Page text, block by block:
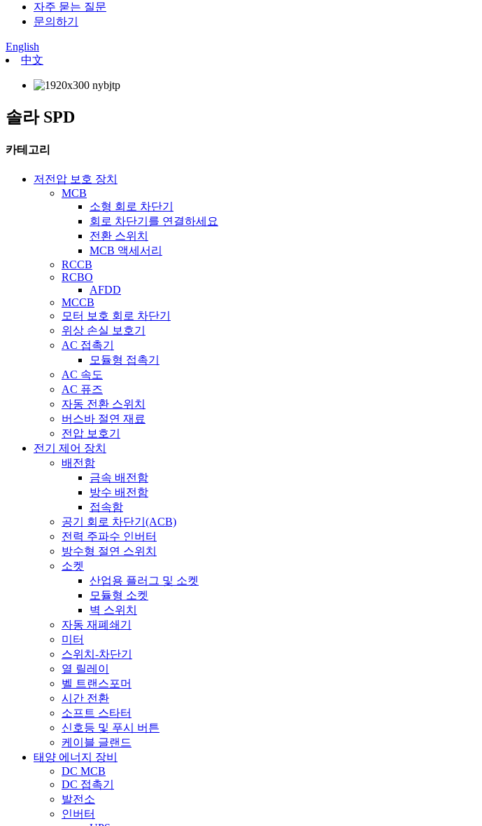
자주 묻는 질문
문의하기
English
中文
솔라 SPD
카테고리
저전압 보호 장치
MCB
소형 회로 차단기
회로 차단기를 연결하세요
전환 스위치
MCB 액세서리
RCCB
RCBO
AFDD
MCCB
모터 보호 회로 차단기
위상 손실 보호기
AC 접촉기
모듈형 접촉기
AC 속도
AC 퓨즈
자동 전환 스위치
버스바 절연 재료
전압 보호기
전기 제어 장치
배전함
금속 배전함
방수 배전함
접속함
공기 회로 차단기(ACB)
전력 주파수 인버터
방수형 절연 스위치
소켓
산업용 플러그 및 소켓
모듈형 소켓
벽 스위치
자동 재폐쇄기
미터
스위치-차단기
열 릴레이
벨 트랜스포머
시간 전환
소프트 스타터
신호등 및 푸시 버튼
케이블 글랜드
태양 에너지 장비
DC MCB
DC 접촉기
발전소
인버터